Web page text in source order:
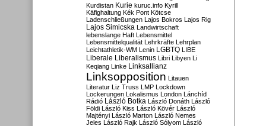
Kurdistan Kurie kuruc.info Kyrill
Käfighaltung Kék Pont Kötcse
Ladenschließungen Lajos Bokros Lajos Rig
Lajos Simicska Landwirtschaft
lebenslange Haft Lebensmittel
Lebensmittelqualität Lehrkräfte Lehrplan
Leichtathletik-WM Lenin LGBTQ LIBE
Liberale Liberalismus Libri Libyen Li
Keqiang Linke Linksallianz
Linksopposition Litauen
Literatur Liz Truss LMP Lockdown
Lockerungen Lokalismus London Lánchíd
Rádió
László Botka László Donáth László
Földi László Kiss László Kövér László
Majtényi László Marton László Nemes
Jeles László Rajk László Sólyom László